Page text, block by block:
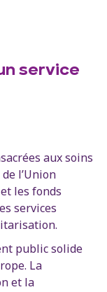
service
aux soins
l’Union
les fonds
services
public solide
La
et la